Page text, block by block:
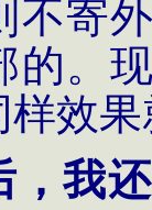
不寄
的。
效
，我